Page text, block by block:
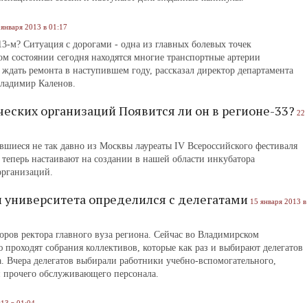
2013 в 01:17
м? Ситуация с дорогами - одна из главных болевых точек
состоянии сегодня находятся многие транспортные артерии
ремонта в наступившем году, рассказал директор департамента
Каленов.
организаций Появится ли он в регионе-33? 22
не так давно из Москвы лауреаты IV Всероссийского фестиваля
настаивают на создании в нашей области инкубатора
определился с делегатами 15 января 2013 в
ректора главного вуза региона. Сейчас во Владимирском
собрания коллективов, которые как раз и выбирают делегатов
делегатов выбирали работники учебно-вспомогательного,
обслуживающего персонала.